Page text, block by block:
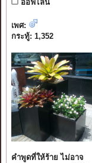
ออฟไลน์
เพศ:
กระทู้: 1,352
คำพูดที่ให้ร้าย ไม่อาจ